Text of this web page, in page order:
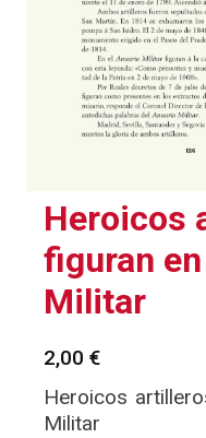
Heroicos
figuran
Militar
2,00 €
Heroicos
Militar